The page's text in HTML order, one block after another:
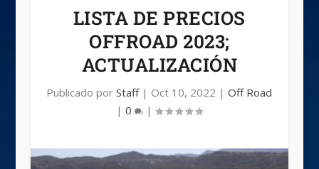
LISTA DE PRECIOS
OFFROAD 2023;
ACTUALIZACIÓN
Publicado porStaff| Oct 10, 2022 |Off Road
|0 |